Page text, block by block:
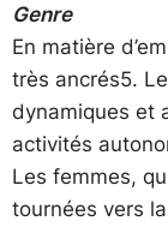
Genre
En matière
très ancrés5.
dynamiques et
activités
Les femmes,
tournées vers